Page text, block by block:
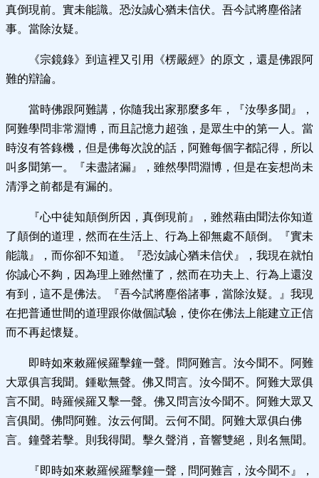
真倒現前。實未能識。恐汝誠心猶未信伏。吾今試將塵俗諸
事。當除汝疑。
《宗鏡錄》到這裡又引用《楞嚴經》的原文，還是佛跟阿
難的辯論。
當時佛跟阿難講，你隨我出家那麼多年，『汝學多聞』，
阿難學問非常淵博，而且記憶力超強，是眾生中的第一人。當
時沒有答錄機，但是佛每次說的話，阿難每個字都記得，所以
叫多聞第一。『未盡諸漏』，雖然學問淵博，但是在妄想尚未
清淨之前都是有漏的。
『心中徒知顛倒所因，真倒現前』，雖然藉由聞法你知道
了顛倒的道理，然而在生活上、行為上卻無處不顛倒。『實未
能識』，而你卻不知道。『恐汝誠心猶未信伏』，我現在就怕
你誠心不夠，因為理上雖然懂了，然而在功夫上、行為上還沒
有到，這不是佛法。『吾今試將塵俗諸事，當除汝疑。』我現
在把普通世間的道理跟你做個試驗，使你在佛法上能建立正信
而不再起懷疑。
即時如來敕羅候羅擊鐘一聲。問阿難言。汝今聞不。阿難
大眾俱言我聞。鍾歇無聲。佛又問言。汝今聞不。阿難大眾俱
言不聞。時羅候羅又擊一聲。佛又問言汝今聞不。阿難大眾又
言俱聞。佛問阿難。汝云何聞。云何不聞。阿難大眾俱白佛
言。鐘聲若擊。則我得聞。擊久聲消，音響雙絕，則名無聞。
『即時如來敕羅候羅擊鐘一聲，問阿難言，汝今聞不』，